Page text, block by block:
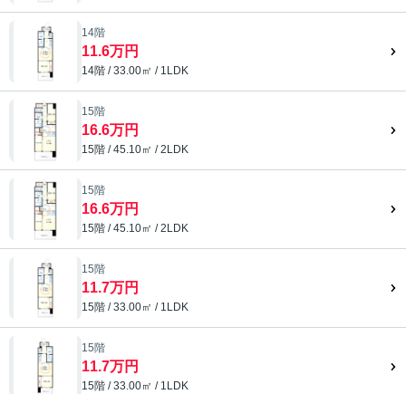
14階
11.6万円
14階 / 33.00㎡ / 1LDK
15階
16.6万円
15階 / 45.10㎡ / 2LDK
15階
16.6万円
15階 / 45.10㎡ / 2LDK
15階
11.7万円
15階 / 33.00㎡ / 1LDK
15階
11.7万円
15階 / 33.00㎡ / 1LDK